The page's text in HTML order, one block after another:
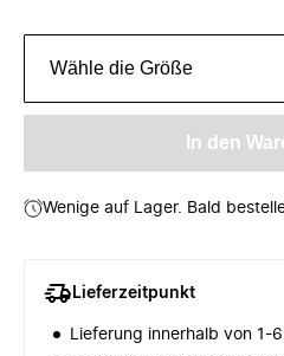
Wähle die Größe
In den
Wenige auf Lager. Bald
Lieferzeitpunkt
Lieferung innerhalb von 1-